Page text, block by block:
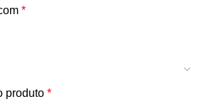
*
produto *